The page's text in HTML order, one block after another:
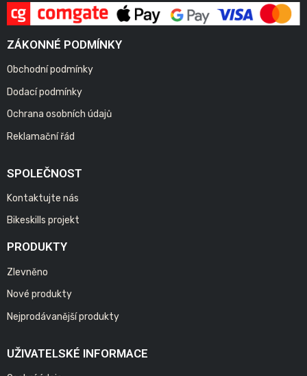
ZÁKONNÉ PODMÍNKY
Obchodní podmínky
Dodací podmínky
Ochrana osobních údajů
Reklamační řád
SPOLEČNOST
Kontaktujte nás
Bikeskills projekt
PRODUKTY
Zlevněno
Nové produkty
Nejprodávanější produkty
UŽIVATELSKÉ INFORMACE